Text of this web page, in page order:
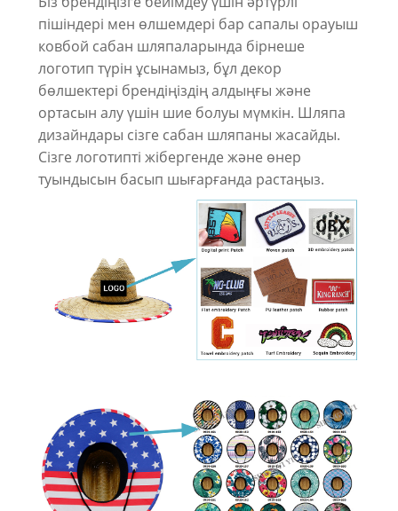
пішіндері мен өлшемдері бар сапалы орауыш
ковбой сабан шляпаларында бірнеше
логотип түрін ұсынамыз, бұл декор
бөлшектері брендіңіздің алдыңғы және
ортасын алу үшін шие болуы мүмкін. Шляпа
дизайндары сізге сабан шляпаны жасайды.
Сізге логотипті жібергенде және өнер
туындысын басып шығарғанда растаңыз.